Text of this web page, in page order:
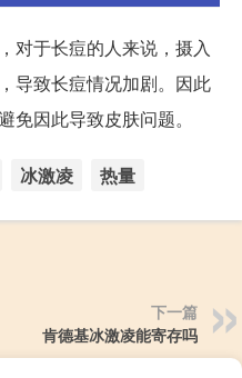
对于长痘的人来说，摄入
导致长痘情况加剧。因此
免因此导致皮肤问题。
冰激凌 热量
下一篇
肯德基冰激凌能寄存吗